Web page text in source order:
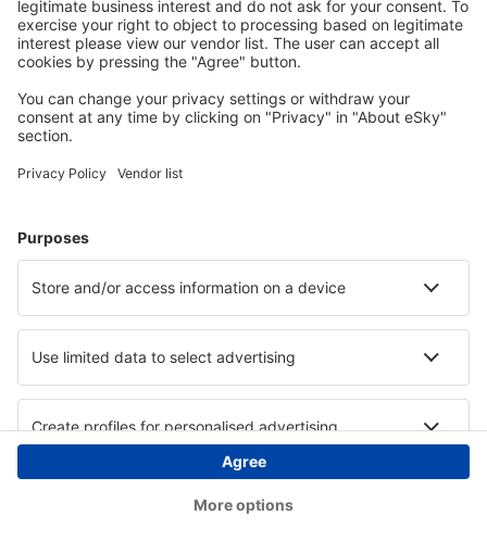
Copyright © eSky.at. Alle Rechte vorbehalten.